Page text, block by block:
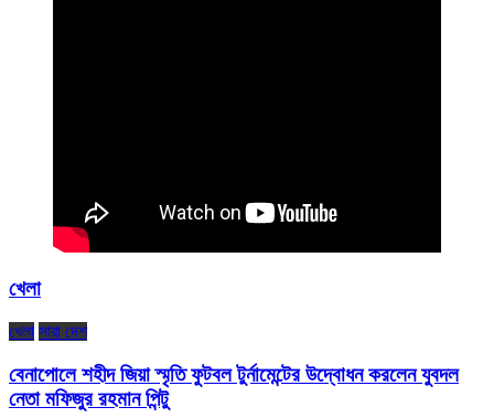
খেলা
খেলা সারা দেশ
বেনাপোলে শহীদ জিয়া স্মৃতি ফুটবল টুর্নামেন্টের উদ্বোধন করলেন যুবদল
নেতা মফিজুর রহমান পিন্টু